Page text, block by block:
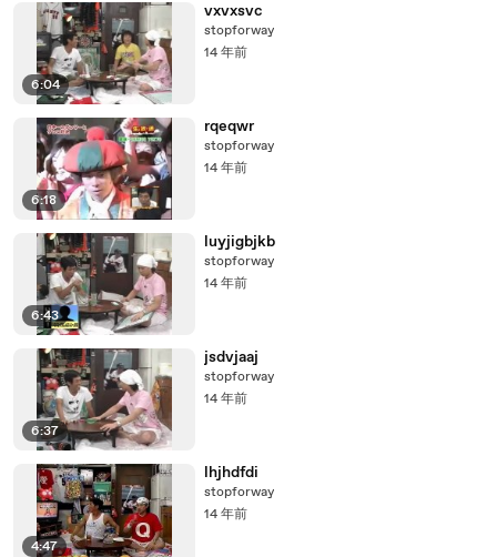
6:04
vxvxsvc
stopforway
14 年前
6:18
rqeqwr
stopforway
14 年前
6:43
luyjigbjkb
stopforway
14 年前
6:37
jsdvjaaj
stopforway
14 年前
4:47
lhjhdfdi
stopforway
14 年前